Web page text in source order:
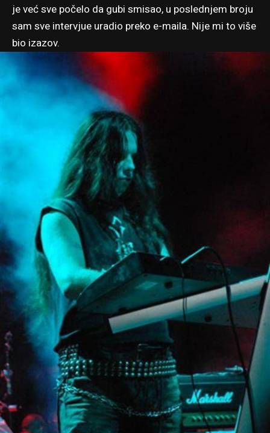
je već sve počelo da gubi smisao, u poslednjem broju
sam sve intervjue uradio preko e-maila. Nije mi to više
bio izazov.